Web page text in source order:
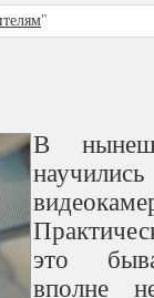
"
В
это
вполне